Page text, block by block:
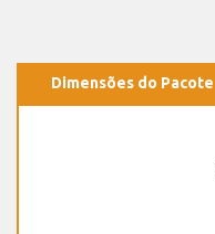
Dimensões do Pacote